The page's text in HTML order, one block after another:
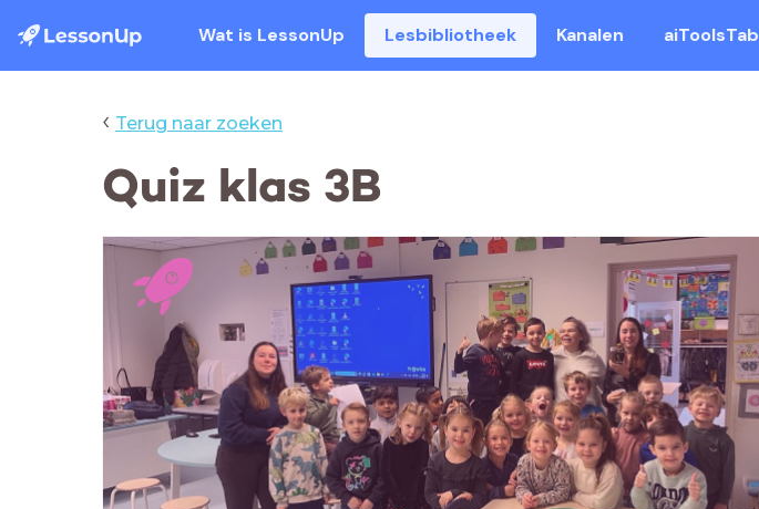
Wat is LessonUp Lesbibliotheek Kanalen aiToolsTab
‹ Terug naar zoeken
Quiz klas 3B